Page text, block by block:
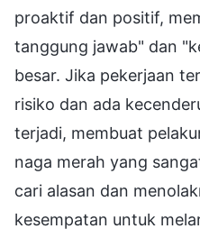
proaktif dan positif,
tanggung jawab" dan
besar. Jika pekerjaan
risiko dan ada
terjadi, membuat
naga merah yang
cari alasan dan
kesempatan untuk